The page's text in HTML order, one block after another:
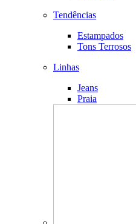
Tendências
Estampados
Tons Terrosos
Linhas
Jeans
Praia